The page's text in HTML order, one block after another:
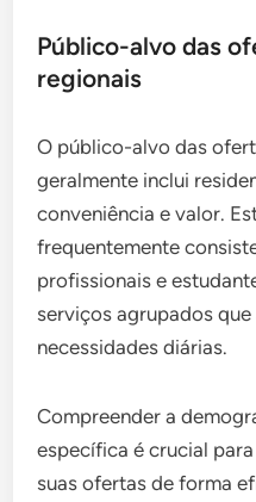
Público-alvo das
regionais
O público-alvo das
geralmente inclui
conveniência e valor.
frequentemente
profissionais e
serviços agrupados que
necessidades diárias.
Compreender a
específica é crucial
suas ofertas de forma